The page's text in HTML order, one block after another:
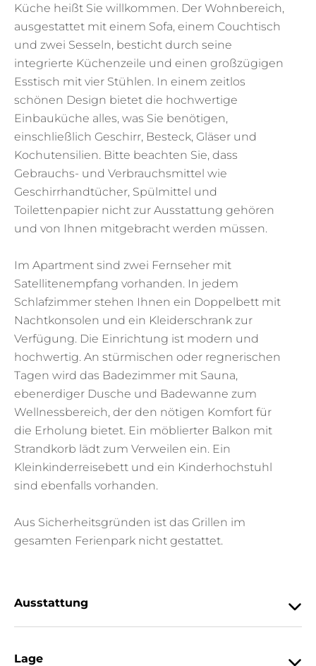
Küche heißt Sie willkommen. Der Wohnbereich,
ausgestattet mit einem Sofa, einem Couchtisch
und zwei Sesseln, besticht durch seine
integrierte Küchenzeile und einen großzügigen
Esstisch mit vier Stühlen. In einem zeitlos
schönen Design bietet die hochwertige
Einbauküche alles, was Sie benötigen,
einschließlich Geschirr, Besteck, Gläser und
Kochutensilien. Bitte beachten Sie, dass
Gebrauchs- und Verbrauchsmittel wie
Geschirrhandtücher, Spülmittel und
Toilettenpapier nicht zur Ausstattung gehören
und von Ihnen mitgebracht werden müssen.
Im Apartment sind zwei Fernseher mit
Satellitenempfang vorhanden. In jedem
Schlafzimmer stehen Ihnen ein Doppelbett mit
Nachtkonsolen und ein Kleiderschrank zur
Verfügung. Die Einrichtung ist modern und
hochwertig. An stürmischen oder regnerischen
Tagen wird das Badezimmer mit Sauna,
ebenerdiger Dusche und Badewanne zum
Wellnessbereich, der den nötigen Komfort für
die Erholung bietet. Ein möblierter Balkon mit
Strandkorb lädt zum Verweilen ein. Ein
Kleinkinderreisebett und ein Kinderhochstuhl
sind ebenfalls vorhanden.
Aus Sicherheitsgründen ist das Grillen im
gesamten Ferienpark nicht gestattet.
Ausstattung
Lage